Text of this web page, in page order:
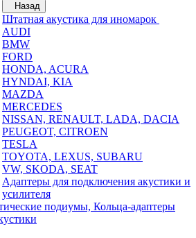
Назад
Штатная акустика для иномарок
AUDI
BMW
FORD
HONDA, ACURA
HYNDAI, KIA
MAZDA
MERCEDES
NISSAN, RENAULT, LADA, DACIA
PEUGEOT, CITROEN
TESLA
TOYOTA, LEXUS, SUBARU
VW, SKODA, SEAT
Адаптеры для подключения акустики и
усилителя
подиумы, Кольца-адаптеры